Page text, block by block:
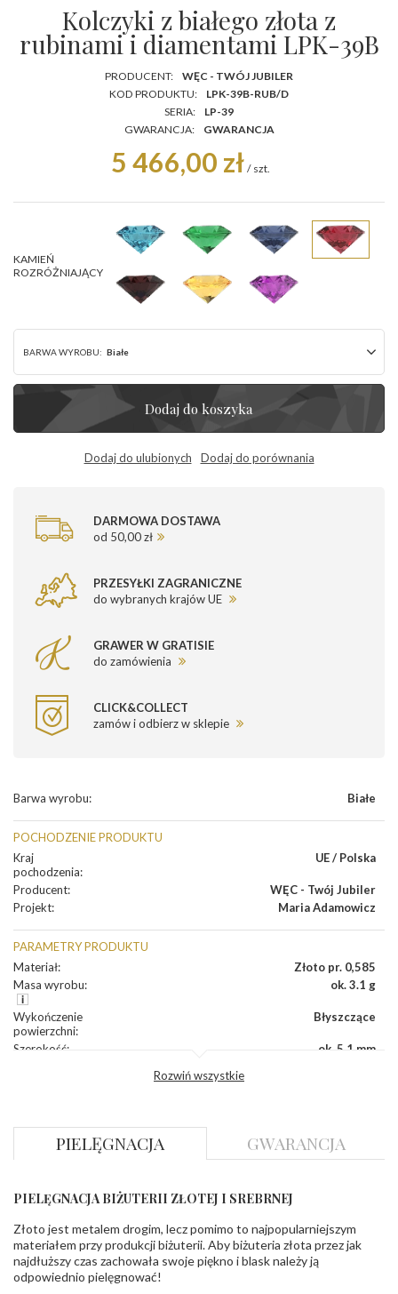
Kolczyki z białego złota z
rubinami i diamentami LPK-39B
PRODUCENT:
WĘC - TWÓJ JUBILER
KOD PRODUKTU:
LPK-39B-RUB/D
SERIA:
LP-39
GWARANCJA:
GWARANCJA
5 466,00 zł / szt.
KAMIEŃ
ROZRÓŻNIAJĄCY
BARWA WYROBU: Białe
Dodaj do koszyka
Dodaj do ulubionych Dodaj do porównania
DARMOWA DOSTAWA
od 50,00 zł
PRZESYŁKI ZAGRANICZNE
do wybranych krajów UE
GRAWER W GRATISIE
do zamówienia
CLICK&COLLECT
zamów i odbierz w sklepie
Barwa wyrobu: Białe
POCHODZENIE PRODUKTU
Kraj
pochodzenia:
UE / Polska
Producent:
WĘC - Twój Jubiler
Projekt: Maria Adamowicz
PARAMETRY PRODUKTU
Materiał:
Złoto pr. 0,585
Masa wyrobu: ok. 3.1 g
Wykończenie
powierzchni:
Błyszczące
Szerokość:
ok. 5,1 mm
Diament
Szlif
Brylantowy okrągły
diamentów:
diamentów
(łącznie) :
Masa
diamentów
(łącznie):
Rozwiń wszystkie
PIELĘGNACJA GWARANCJA
PIELĘGNACJA BIŻUTERII ZŁOTEJ I SREBRNEJ
Złoto jest metalem drogim, lecz pomimo to najpopularniejszym
materiałem przy produkcji biżuterii. Aby biżuteria złota przez jak
najdłuższy czas zachowała swoje piękno i blask należy ją
odpowiednio pielęgnować!